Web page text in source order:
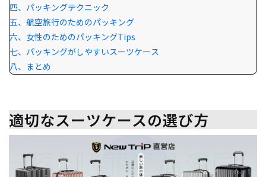
四、パッキングテクニック
五、航空旅行のためのパッキング
六、女性のためのパッキングTips
七、パッキングがしやすいスーツケース
八、まとめ
適切なスーツケースの選び方